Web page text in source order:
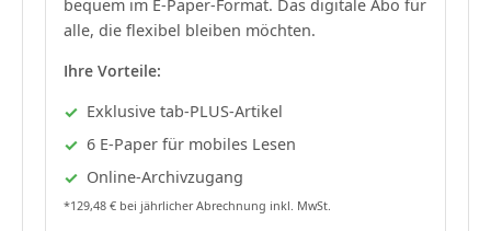
bequem im E-Paper-Format. Das digitale Abo für
alle, die flexibel bleiben möchten.
Ihre Vorteile:
Exklusive tab-PLUS-Artikel
6 E-Paper für mobiles Lesen
Online-Archivzugang
*129,48 € bei jährlicher Abrechnung inkl. MwSt.